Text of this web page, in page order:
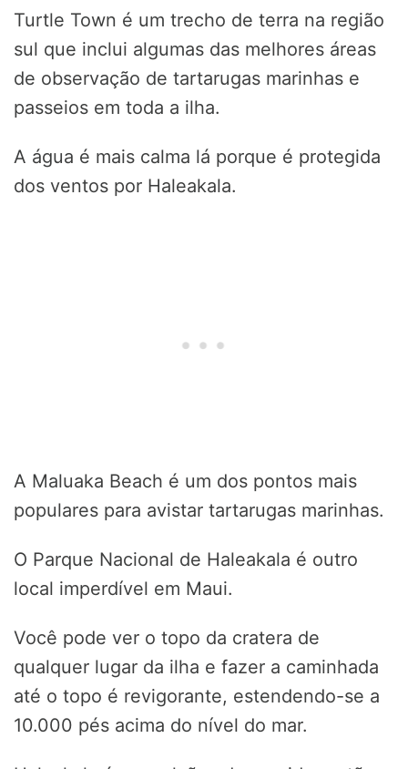
Turtle Town é um trecho de terra na região
sul que inclui algumas das melhores áreas
de observação de tartarugas marinhas e
passeios em toda a ilha.
A água é mais calma lá porque é protegida
dos ventos por Haleakala.
A Maluaka Beach é um dos pontos mais
populares para avistar tartarugas marinhas.
O Parque Nacional de Haleakala é outro
local imperdível em Maui.
Você pode ver o topo da cratera de
qualquer lugar da ilha e fazer a caminhada
até o topo é revigorante, estendendo-se a
10.000 pés acima do nível do mar.